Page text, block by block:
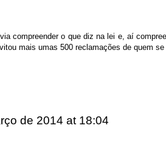
compreender o que diz na lei e, aí
mais umas 500 reclamações de quem
de 2014 at 18:04